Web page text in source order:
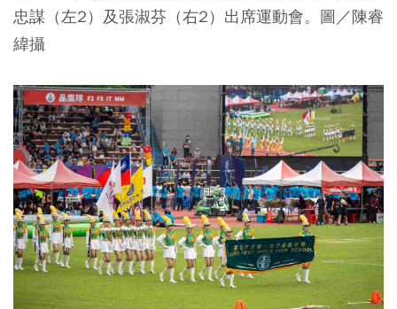
忠謀（左2）及張淑芬（右2）出席運動會。圖／陳睿
緯攝